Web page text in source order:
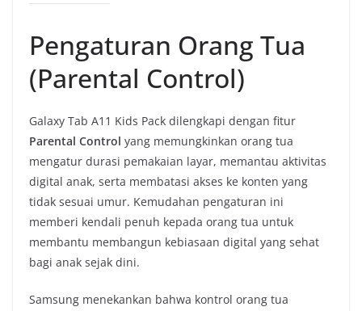
Pengaturan Orang Tua
(Parental Control)
Galaxy Tab A11 Kids Pack dilengkapi dengan fitur
Parental Control yang memungkinkan orang tua
mengatur durasi pemakaian layar, memantau aktivitas
digital anak, serta membatasi akses ke konten yang
tidak sesuai umur. Kemudahan pengaturan ini
memberi kendali penuh kepada orang tua untuk
membantu membangun kebiasaan digital yang sehat
bagi anak sejak dini.
Samsung menekankan bahwa kontrol orang tua